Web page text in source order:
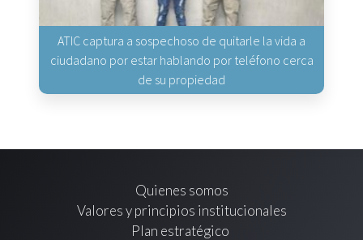
ATIC captura a sospechoso de quitarle la vida a
ciudadano por estar hablando por teléfono cerca
de su propiedad
Quienes somos
Valores y principios institucionales
Plan estratégico